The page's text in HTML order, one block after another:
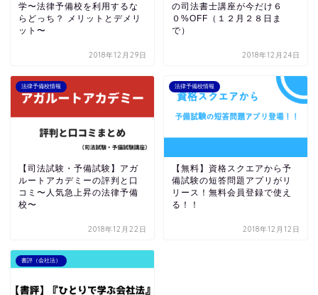
学〜法律予備校を利用するな
らどっち？ メリットとデメリ
ット〜
2018年12月29日
の司法書士講座が今だけ６
０%OFF（１２月２８日ま
で）
2018年12月24日
法律予備校情報
【司法試験・予備試験】アガ
ルートアカデミーの評判と口
コミ〜人気急上昇の法律予備
校〜
2018年12月22日
法律予備校情報
【無料】資格スクエアから予
備試験の短答問題アプリがリ
リース！無料会員登録で使え
る！！
2018年12月12日
書評（会社法）